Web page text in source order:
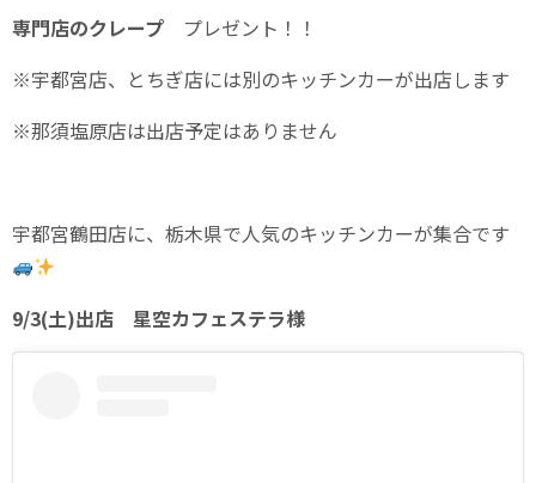
専門店のクレープ プレゼント！！
※宇都宮店、とちぎ店には別のキッチンカーが出店します
※那須塩原店は出店予定はありません
宇都宮鶴田店に、栃木県で人気のキッチンカーが集合です
9/3(土)出店 星空カフェステラ様